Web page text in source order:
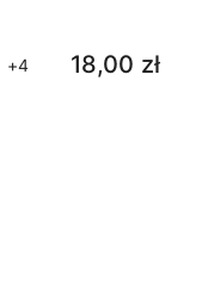
+4 18,00 zł